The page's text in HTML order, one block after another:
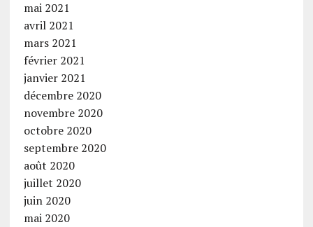
mai 2021
avril 2021
mars 2021
février 2021
janvier 2021
décembre 2020
novembre 2020
octobre 2020
septembre 2020
août 2020
juillet 2020
juin 2020
mai 2020